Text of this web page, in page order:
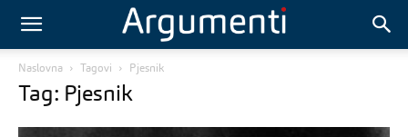
Naslovna Tagovi Pjesnik
Tag: Pjesnik